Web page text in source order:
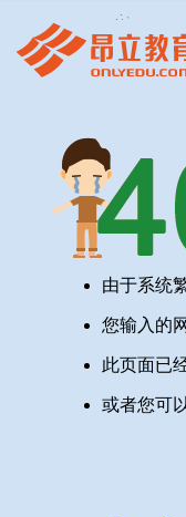
由于系统
您输入的
此页面已
或者您可